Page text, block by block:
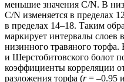
меньшие значения C/N. В
C/N изменяется в пределах
в пределах 14–18. Таким
маркирует интервалы слоев
низинного травяного торфа.
и Шерстобитовского болот
коэффициенты корреляции
разложения торфа (r= –0.95